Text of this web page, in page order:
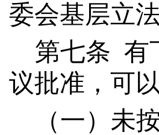
委会基层立
第七条 有
议批准，可以
（一）未